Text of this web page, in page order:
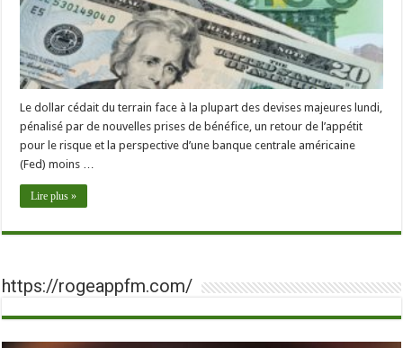
Le dollar cédait du terrain face à la plupart des devises majeures lundi,
pénalisé par de nouvelles prises de bénéfice, un retour de l’appétit
pour le risque et la perspective d’une banque centrale américaine
(Fed) moins …
Lire plus »
https://rogeappfm.com/